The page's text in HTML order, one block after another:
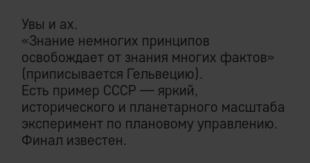
Увы и ах.
«Знание немногих принципов
освобождает от знания многих фактов»
(приписывается Гельвецию).
Есть пример СССР — яркий,
исторического и планетарного масштаба
эксперимент по плановому управлению.
Финал известен.